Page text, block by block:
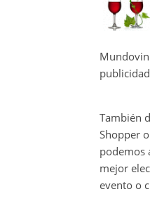
También
Shopper
podemos
mejor
evento o